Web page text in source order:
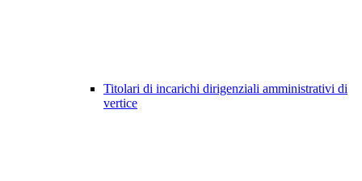
Titolari di incarichi dirigenziali amministrativi di
vertice